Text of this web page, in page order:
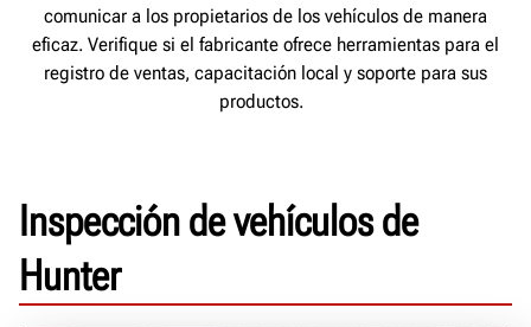
comunicar a los propietarios de los vehículos de manera
eficaz. Verifique si el fabricante ofrece herramientas para el
registro de ventas, capacitación local y soporte para sus
productos.
Inspección de vehículos de
Hunter